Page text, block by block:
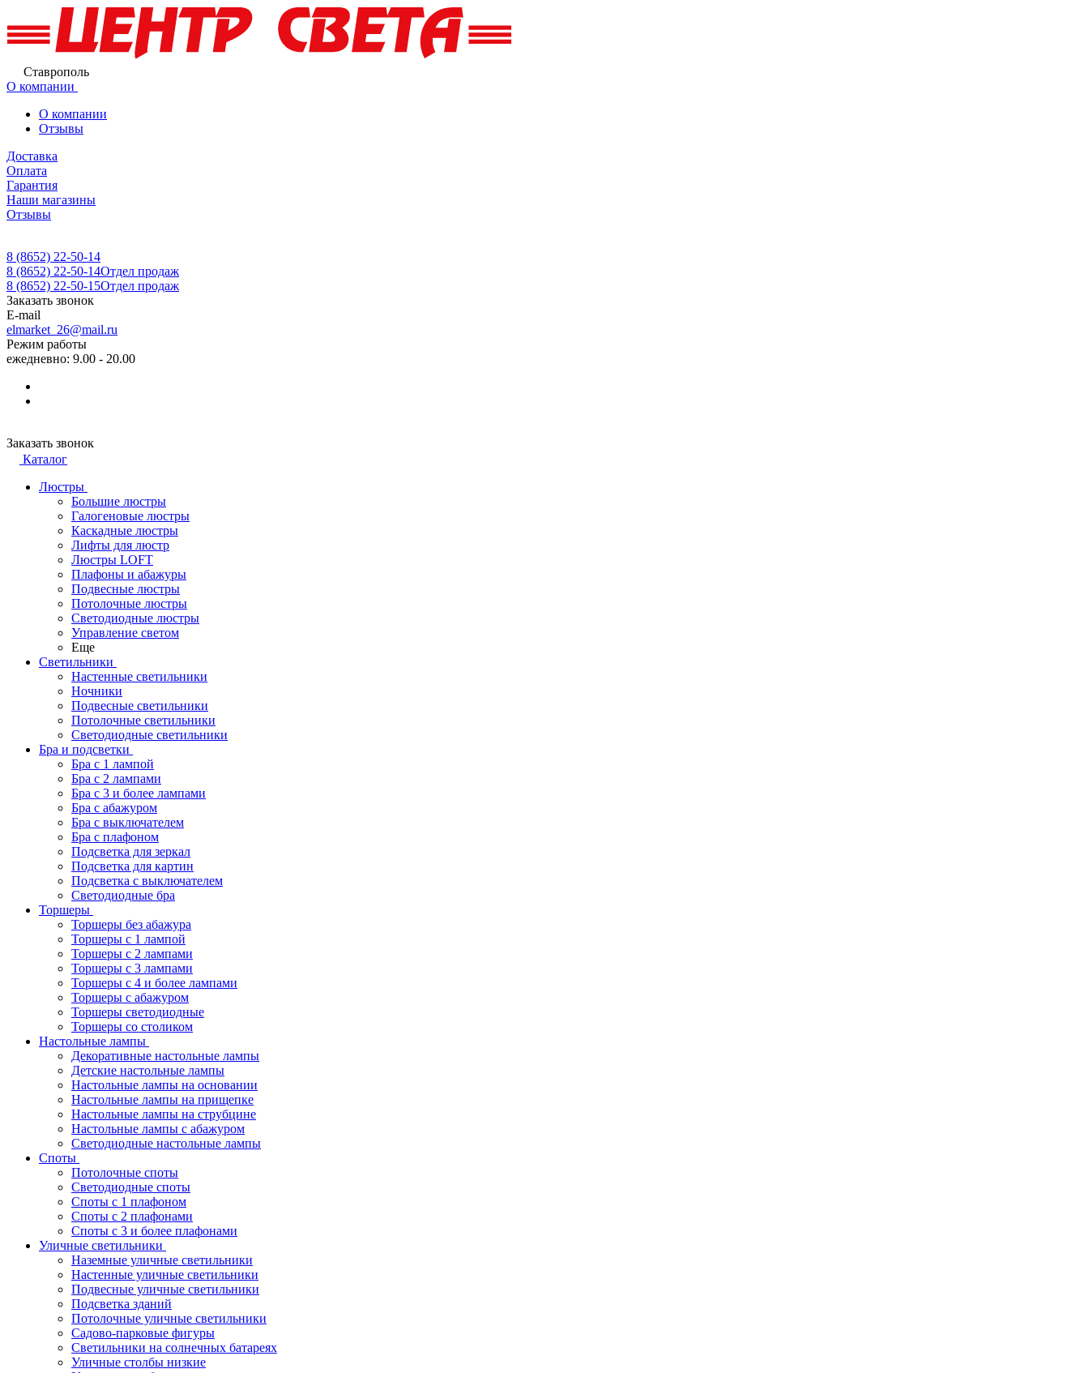
Ставрополь
О компании
О компании
Отзывы
Доставка
Оплата
Гарантия
Наши магазины
Отзывы
8 (8652) 22-50-14
8 (8652) 22-50-14Отдел продаж
8 (8652) 22-50-15Отдел продаж
Заказать звонок
E-mail
elmarket_26@mail.ru
Режим работы
ежедневно: 9.00 - 20.00
Заказать звонок
Каталог
Люстры
Большие люстры
Галогеновые люстры
Каскадные люстры
Лифты для люстр
Люстры LOFT
Плафоны и абажуры
Подвесные люстры
Потолочные люстры
Светодиодные люстры
Управление светом
Еще
Светильники
Настенные светильники
Ночники
Подвесные светильники
Потолочные светильники
Светодиодные светильники
Бра и подсветки
Бра с 1 лампой
Бра с 2 лампами
Бра с 3 и более лампами
Бра с абажуром
Бра с выключателем
Бра с плафоном
Подсветка для зеркал
Подсветка для картин
Подсветка с выключателем
Светодиодные бра
Торшеры
Торшеры без абажура
Торшеры с 1 лампой
Торшеры с 2 лампами
Торшеры с 3 лампами
Торшеры с 4 и более лампами
Торшеры с абажуром
Торшеры светодиодные
Торшеры со столиком
Настольные лампы
Декоративные настольные лампы
Детские настольные лампы
Настольные лампы на основании
Настольные лампы на прищепке
Настольные лампы на струбцине
Настольные лампы с абажуром
Светодиодные настольные лампы
Споты
Потолочные споты
Светодиодные споты
Споты с 1 плафоном
Споты с 2 плафонами
Споты с 3 и более плафонами
Уличные светильники
Наземные уличные светильники
Настенные уличные светильники
Подвесные уличные светильники
Подсветка зданий
Потолочные уличные светильники
Садово-парковые фигуры
Светильники на солнечных батареях
Уличные столбы низкие